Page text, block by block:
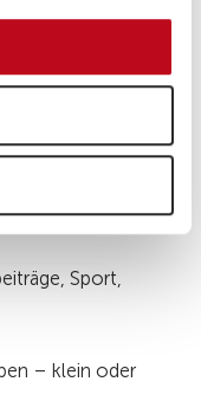
zu lernen.
Ernährung,
Sport,
– klein oder